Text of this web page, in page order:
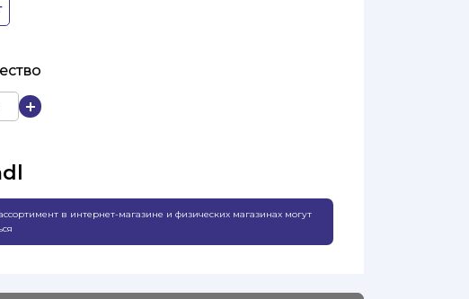
в интернет-магазине и физических магазинах могут